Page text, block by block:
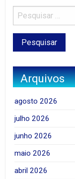
Arquivos
agosto 2026
julho 2026
junho 2026
maio 2026
abril 2026